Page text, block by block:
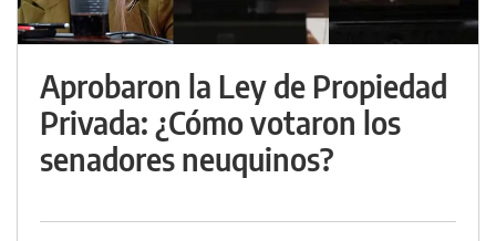
Aprobaron la Ley de Propiedad
Privada: ¿Cómo votaron los
senadores neuquinos?